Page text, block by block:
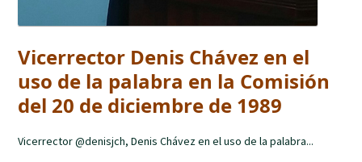
Vicerrector Denis Chávez en el
uso de la palabra en la Comisión
del 20 de diciembre de 1989
Vicerrector @denisjch, Denis Chávez en el uso de la palabra...